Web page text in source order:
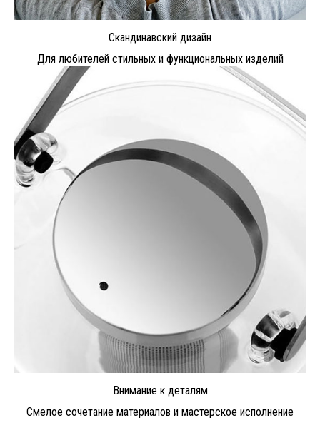
Скандинавский дизайн
Для любителей стильных и функциональных изделий
Внимание к деталям
Смелое сочетание материалов и мастерское исполнение